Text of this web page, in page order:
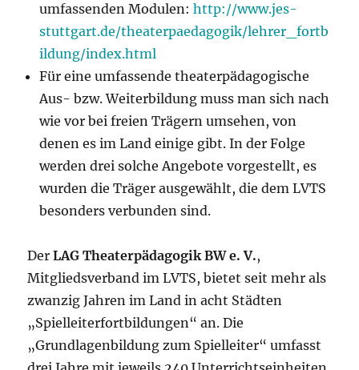
umfassenden Modulen:http://www.jes-
stuttgart.de/theaterpaedagogik/lehrer_fortb
ildung/index.html
Für eine umfassende theaterpädagogische
Aus- bzw. Weiterbildung muss man sich nach
wie vor bei freien Trägern umsehen, von
denen es im Land einige gibt. In der Folge
werden drei solche Angebote vorgestellt, es
wurden die Träger ausgewählt, die dem LVTS
besonders verbunden sind.
DerLAG Theaterpädagogik BW e. V.,
Mitgliedsverband im LVTS, bietet seit mehr als
zwanzig Jahren im Land in acht Städten
„Spielleiterfortbildungen“ an. Die
„Grundlagenbildung zum Spielleiter“ umfasst